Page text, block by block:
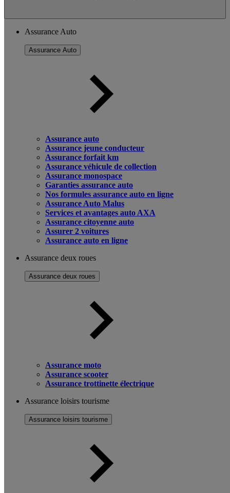
Assurance Auto
Assurance Auto
Assurance auto
Assurance jeune conducteur
Assurance forfait km
Assurance véhicule de collection
Assurance monospace
Garanties assurance auto
Nos formules assurance auto en ligne
Assurance Auto Malus
Services et avantages auto AXA
Assurance citoyenne auto
Assurer 2 voitures
Assurance auto en ligne
Assurance deux roues
Assurance deux roues
Assurance moto
Assurance scooter
Assurance trottinette électrique
Assurance loisirs tourisme
Assurance loisirs tourisme